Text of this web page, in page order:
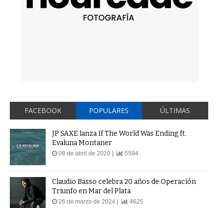
FACEBOOK POPULARES ÚLTIMAS
JP SAXE lanza If The World Was Ending ft.
Evaluna Montaner
08 de abril de 2020 | 5594
Claudio Basso celebra 20 años de Operación
Triunfo en Mar del Plata
26 de marzo de 2024 | 4625